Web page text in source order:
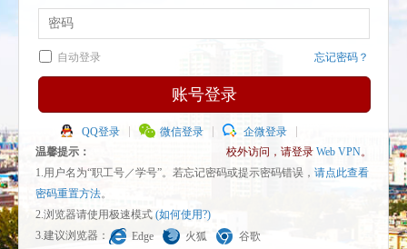
自动登录 忘记密码？
账号登录
QQ登录 微信登录
企微登录
温馨提示：
校外访问，请登录 Web VPN。
1.用户名为“职工号／学号”。若忘记密码或提示密码错误， 请点此查看
密码重置方法。
2.浏览器请使用极速模式 (如何使用?)
3.建议浏览器：
Edge 火狐
谷歌